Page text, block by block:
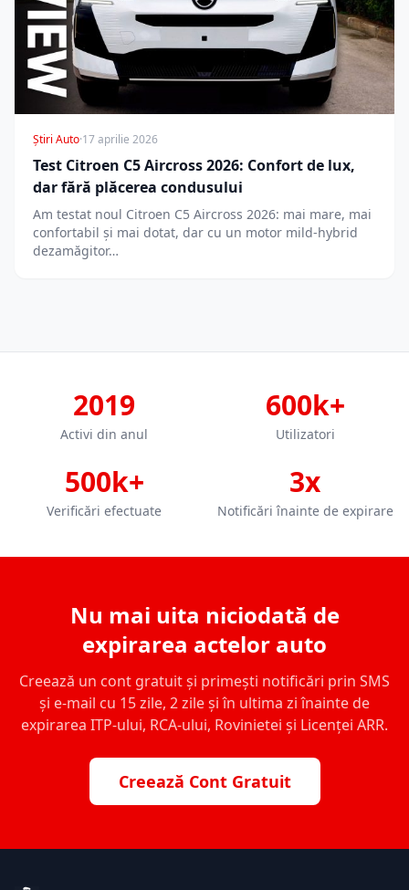
Știri Auto·17 aprilie 2026
Test Citroen C5 Aircross 2026: Confort de lux,
dar fără plăcerea condusului
Am testat noul Citroen C5 Aircross 2026: mai mare, mai
confortabil și mai dotat, dar cu un motor mild-hybrid
dezamăgitor…
2019
Activi din anul
600k+
Utilizatori
500k+
Verificări efectuate
3x
Notificări înainte de expirare
Nu mai uita niciodată de
expirarea actelor auto
Creează un cont gratuit și primești notificări prin SMS
și e-mail cu 15 zile, 2 zile și în ultima zi înainte de
expirarea ITP-ului, RCA-ului, Rovinietei și Licenței ARR.
Creează Cont Gratuit